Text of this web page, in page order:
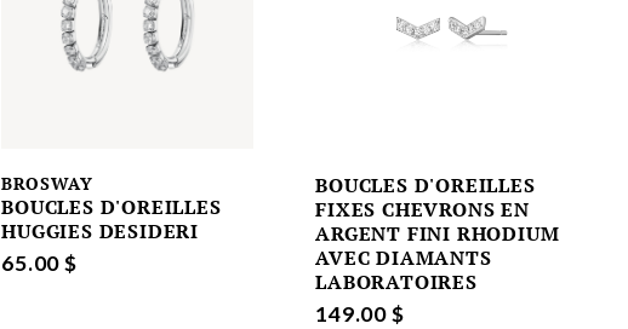
BROSWAY
BOUCLES D'OREILLES
HUGGIES DESIDERI
65.00 $
BOUCLES D'OREILLES
FIXES CHEVRONS EN
ARGENT FINI RHODIUM
AVEC DIAMANTS
LABORATOIRES
149.00 $